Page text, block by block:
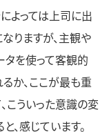
よっては上司に出
りますが、主観や
タを使って客観的
か、ここが最も重
こういった意識の変
、感じています。